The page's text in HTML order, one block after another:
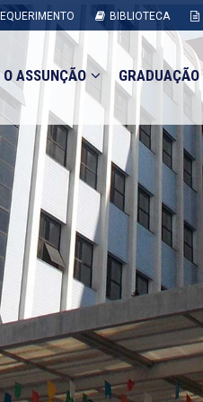
BIBLIOTECA
O ASSUNÇÃO GRADUAÇÃO